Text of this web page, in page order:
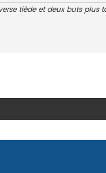
tiède et deux buts